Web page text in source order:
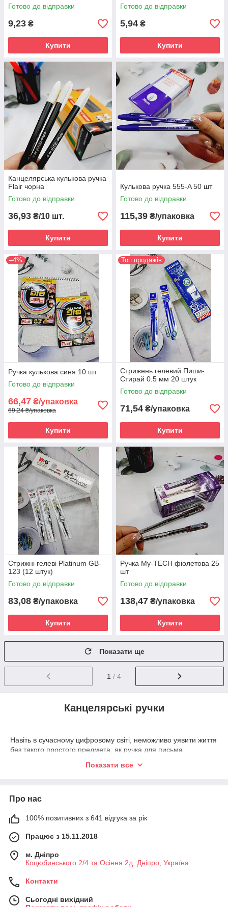
Готово до відправки
9,23 ₴
Купити
Готово до відправки
5,94 ₴
Купити
Канцелярська кулькова ручка
Flair чорна
Готово до відправки
36,93 ₴/10 шт.
Купити
Кулькова ручка 555-A 50 шт
Готово до відправки
115,39 ₴/упаковка
Купити
–4%
Ручка кулькова синя 10 шт
Готово до відправки
66,47 ₴/упаковка
69,24 ₴/упаковка
Купити
Топ продажів
Стрижень гелевий Пиши-
Стирай 0.5 мм 20 штук
Готово до відправки
71,54 ₴/упаковка
Купити
Стрижні гелеві Platinum GB-
123 (12 штук)
Готово до відправки
83,08 ₴/упаковка
Купити
Ручка My-TECH фіолетова 25
шт
Готово до відправки
138,47 ₴/упаковка
Купити
Показати ще
1 / 4
Канцелярські ручки
Навіть в сучасному цифровому світі, неможливо уявити життя
без такого простого предмета, як ручка для письма.
розібратися, яку ручку краще купити – кулькову автоматичну,
допоможе купити
доставки в пишучий наконечник . Більшість виробів мають
на кінчику пишучого
зіткненні з папером, переносячи на неї чорнило.
Показати все
Про нас
100% позитивних з 641 відгука за рік
Працює з 15.11.2018
м. Дніпро
Коцюбинського 2/4 та Осіння 2д, Дніпро, Україна
Контакти
Сьогодні вихідний